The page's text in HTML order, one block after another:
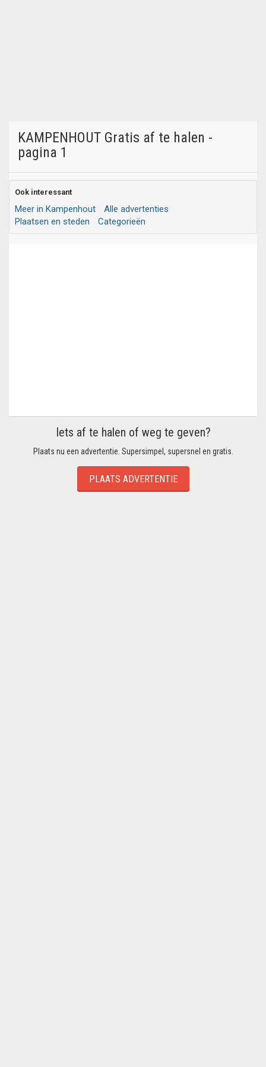
KAMPENHOUT Gratis af te halen -
pagina 1
Ook interessant
Meer in Kampenhout
Alle advertenties
Plaatsen en steden
Categorieën
Iets af te halen of weg te geven?
Plaats nu een advertentie. Supersimpel, supersnel en gratis.
PLAATS ADVERTENTIE